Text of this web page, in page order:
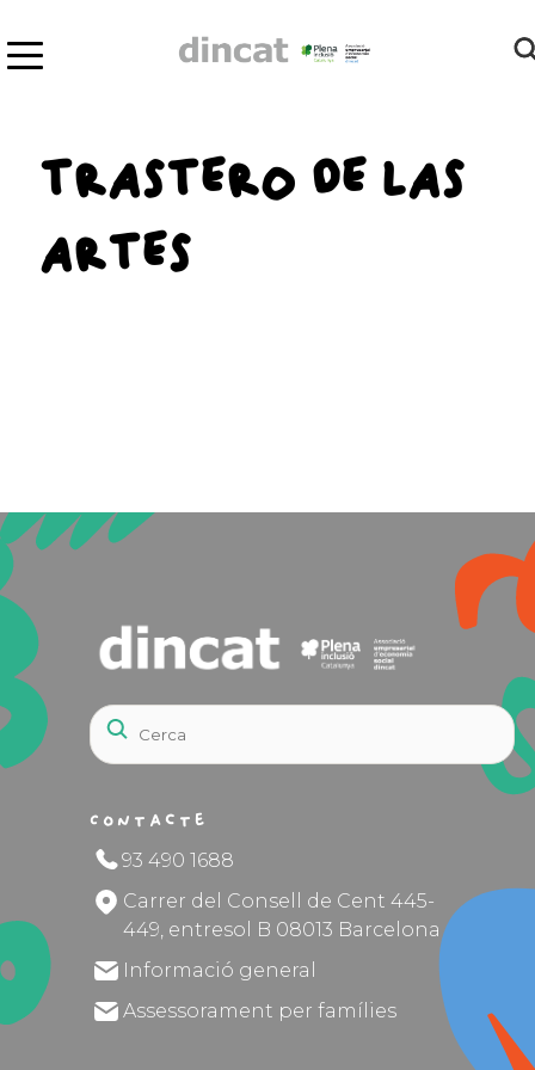
TRASTERO DE LAS
ARTES
Contacte
93 490 1688
Carrer del Consell de Cent 445-
449, entresol B 08013 Barcelona
Informació general
Assessorament per famílies